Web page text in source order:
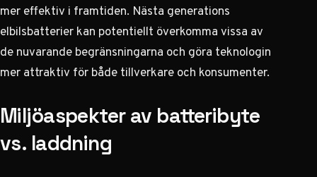
mer effektiv i framtiden. Nästa generations
elbilsbatterierkan potentiellt överkomma vissa av
de nuvarande begränsningarna och göra teknologin
mer attraktiv för både tillverkare och konsumenter.
Miljöaspekter av batteribyte
vs. laddning